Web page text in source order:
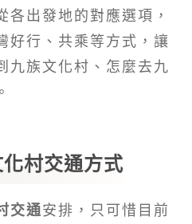
各出發地的對應選項，
好行、共乘等方式，讓
九族文化村、怎麼去九
村交通方式
交通安排，只可惜目前